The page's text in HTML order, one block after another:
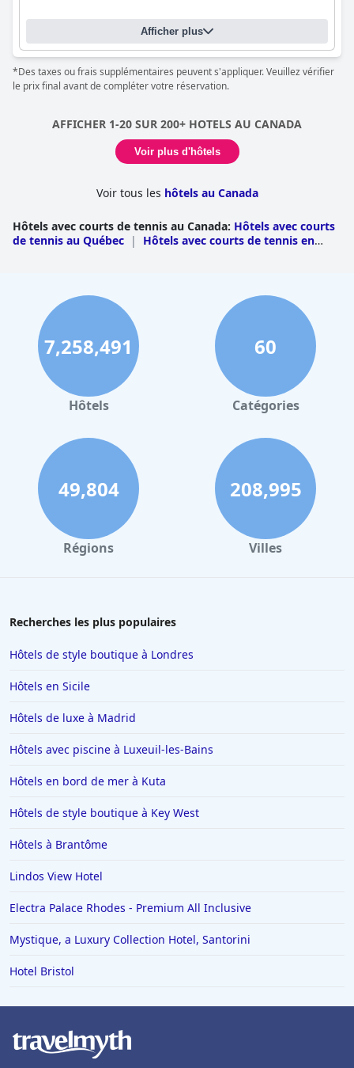
Afficher plus
*Des taxes ou frais supplémentaires peuvent s'appliquer. Veuillez vérifier
le prix final avant de compléter votre réservation.
AFFICHER 1-20 SUR 200+ HOTELS AU CANADA
Voir plus d'hôtels
Voir tous les hôtels au Canada
Hôtels avec courts de tennis au Canada: Hôtels avec courts
de tennis au Québec |
Hôtels avec courts de tennis en
Hôtels avec courts de tennis au Nouveau
Brunswick
Hôtels avec courts de tennis à l'Île-du-Prince-
Édouard
Hôtels avec courts de tennis en Saskatchewan
7,258,491
Hôtels
60
Catégories
49,804
Régions
208,995
Villes
Recherches les plus populaires
Hôtels de style boutique à Londres
Hôtels en Sicile
Hôtels de luxe à Madrid
Hôtels avec piscine à Luxeuil-les-Bains
Hôtels en bord de mer à Kuta
Hôtels de style boutique à Key West
Hôtels à Brantôme
Lindos View Hotel
Electra Palace Rhodes - Premium All Inclusive
Mystique, a Luxury Collection Hotel, Santorini
Hotel Bristol